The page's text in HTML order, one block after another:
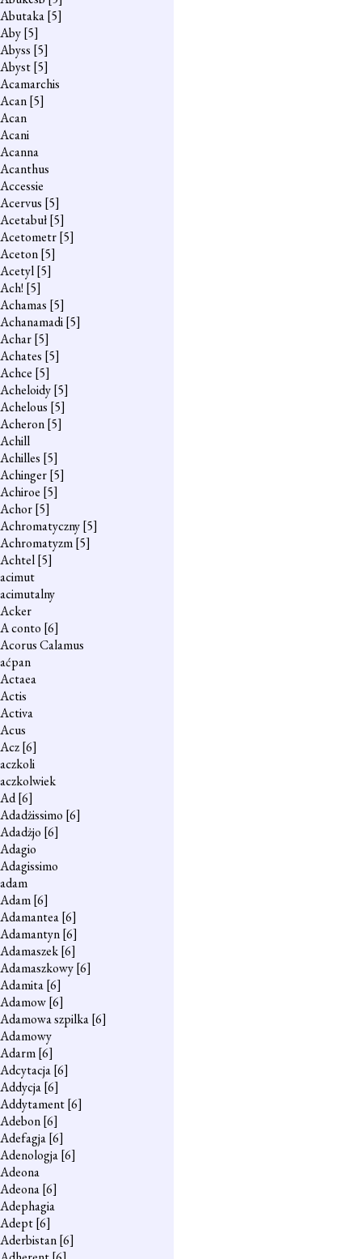
Abutaka[5]
Aby[5]
Abyss [5]
Abyst[5]
Acamarchis
Acan[5]
Acan
Acani
Acanna
Acanthus
Accessie
Acervus [5]
Acetabuł[5]
Acetometr[5]
Aceton[5]
Acetyl[5]
Ach! [5]
Achamas [5]
Achanamadi[5]
Achar[5]
Achates [5]
Achce [5]
Acheloidy[5]
Achelous [5]
Acheron[5]
Achill
Achilles [5]
Achinger[5]
Achiroe [5]
Achor[5]
Achromatyczny[5]
Achromatyzm[5]
Achtel[5]
acimut
acimutalny
Acker
A conto [6]
Acorus Calamus
aćpan
Actaea
Actis
Activa
Acus
Acz[6]
aczkoli
aczkolwiek
Ad[6]
Adadżissimo [6]
Adadżjo [6]
Adagio
Adagissimo
adam
Adam[6]
Adamantea[6]
Adamantyn[6]
Adamaszek[6]
Adamaszkowy[6]
Adamita[6]
Adamow[6]
Adamowa szpilka[6]
Adamowy
Adarm[6]
Adcytacja[6]
Addycja[6]
Addytament[6]
Adebon[6]
Adefagja[6]
Adenologja[6]
Adeona
Adeona[6]
Adephagia
Adept[6]
Aderbistan[6]